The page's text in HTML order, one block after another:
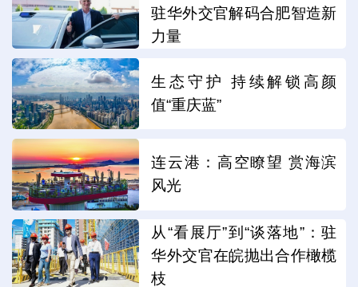
驻华外交官解码合肥智造新
力量
生态守护 持续解锁高颜
值“重庆蓝”
连云港：高空瞭望 赏海滨
风光
从“看展厅”到“谈落地”：驻
华外交官在皖抛出合作橄榄
枝